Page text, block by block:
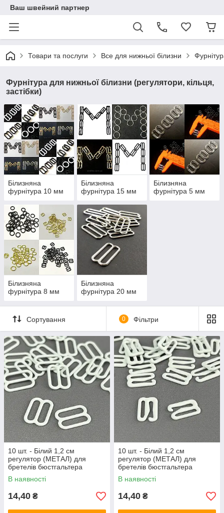
Ваш швейний партнер
Товари та послуги Все для нижньої білизни
Фурнітура для нижньої білизни (регулятори, кільця,
застібки)
Білизняна
фурнітура 10 мм
Білизняна
фурнітура 15 мм
Білизняна
фурнітура 5 мм
Білизняна
фурнітура 8 мм
Білизняна
фурнітура 20 мм
Сортування 0 Фільтри
10 шт. - Білий 1,2 см
регулятор (МЕТАЛ) для
бретелів бюстгальтера
(вісімка)
В наявності
14,40 ₴
10 шт. - Білий 1,2 см
регулятор (МЕТАЛ) для
бретелів бюстгальтера
(застібка)
В наявності
14,40 ₴